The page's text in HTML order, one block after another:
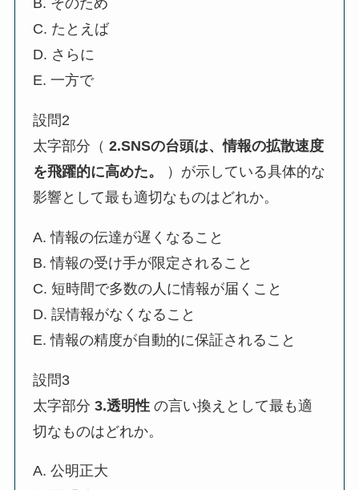
C. たとえば
D. さらに
E. 一方で
設問2
太字部分（2.SNSの台頭は、情報の拡散速度
を飛躍的に高めた。
）が示している具体的な
影響として最も適切なものはどれか。
A. 情報の伝達が遅くなること
B. 情報の受け手が限定されること
C. 短時間で多数の人に情報が届くこと
D. 誤情報がなくなること
E. 情報の精度が自動的に保証されること
設問3
太字部分3.透明性 の言い換えとして最も適
切なものはどれか。
A. 公明正大